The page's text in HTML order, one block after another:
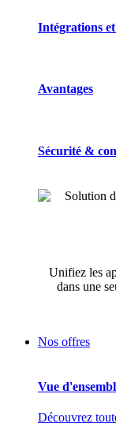
Intégrations
Avantages
Sécurité &
Unifiez les
dans une
Nos offres
Vue
Découvrez